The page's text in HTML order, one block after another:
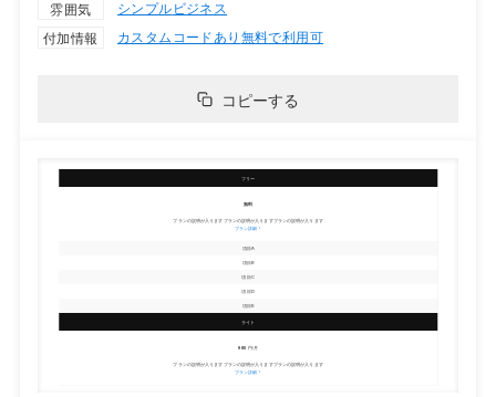
雰囲気
シンプルビジネス
付加情報
カスタムコードあり 無料で利用可
コピーする